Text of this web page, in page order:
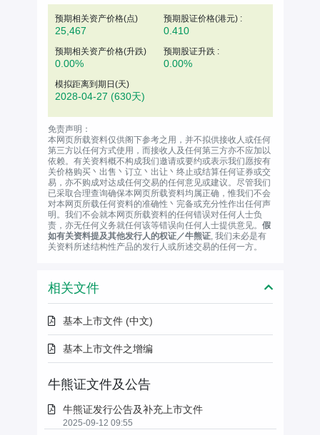
预期相关资产价格(点)
25,467
预期股证价格(港元) :
0.410
预期相关资产价格(升跌)
0.00%
预期股证升跌 :
0.00%
模拟距离到期日(天)
2028-04-27 (630天)
免责声明：
本网页所载资料仅供阁下参考之用，并不拟供接收人或任何
第三方以任何方式使用，而接收人及任何第三方亦不应加以
依赖。有关资料概不构成我们邀请或要约或表示我们愿按有
关价格购买丶出售丶订立丶出让丶终止或结算任何证券或交
易，亦不购成对达成任何交易的任何意见或建议。尽管我们
已采取合理查询确保本网页所载资料均属正确，惟我们不会
对本网页所载任何资料的准确性丶完备或充分性作出任何声
明。我们不会就本网页所载资料的任何错误对任何人士负
责，亦无任何义务就任何该等错误向任何人士提供意见。 假
如有关资料提及其他发行人的权证／牛熊证, 我们未必是有
关资料所述结构性产品的发行人或所述交易的任何一方。
相关文件
基本上市文件 (中文)
基本上市文件之增编
牛熊证文件及公告
牛熊证发行公告及补充上市文件
2025-09-12 09:55